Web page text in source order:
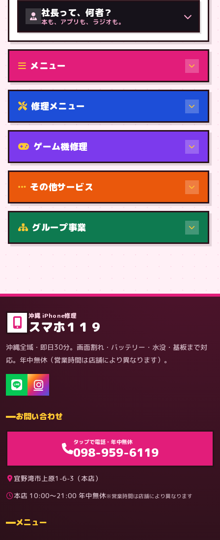
社長って、何者？
本も、アプリも、ラジオも。
メニュー
修理メニュー
機種から
症状・内容から
料金
ゲーム機修理
その他サービス
グループ事業
沖縄 iPhone修理
スマホ１１９
沖縄全域・即日30分。画面割れ・バッテリー・水没・基板まで対
応。年中無休（営業時間は店舗により異なります）。
お問い合わせ
タップで電話・年中無休
098-959-6119
宜野湾市上原1-6-3（本店）
本店 10:00〜21:00 年中無休※営業時間は店舗により異なります
メニュー